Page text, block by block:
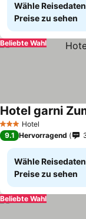
Wähle
Preise zu sehen
Beliebte Wahl
3 SterneHotel
Hotel garni
9.1 Hervorragend
Wähle
Preise zu sehen
Beliebte Wahl